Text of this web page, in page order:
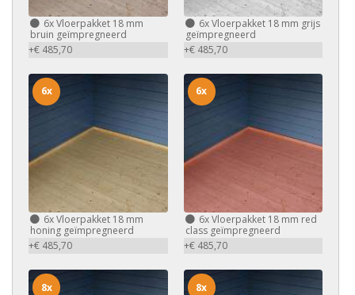
6xVloerpakket 18 mm
bruin geïmpregneerd
+€ 485,70
6xVloerpakket 18 mm grijs
geïmpregneerd
+€ 485,70
6xVloerpakket 18 mm
honing geïmpregneerd
+€ 485,70
6x
6xVloerpakket 18 mm red
class geïmpregneerd
+€ 485,70
6x
8x 8x